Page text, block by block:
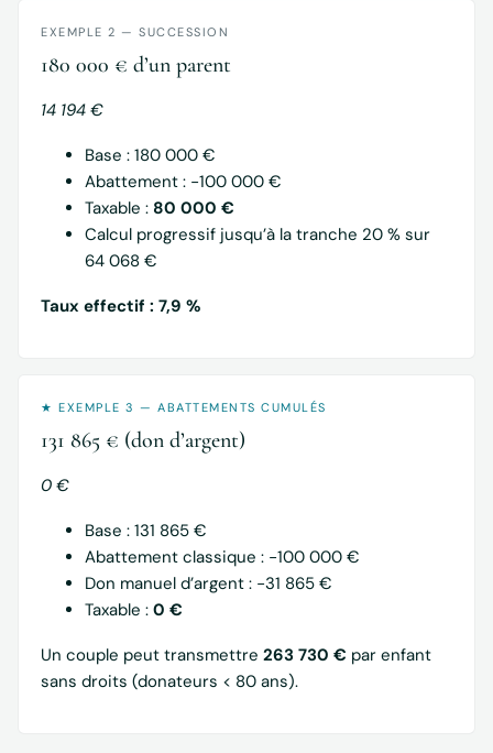
EXEMPLE 2 — SUCCESSION
180 000 € d’un parent
14 194 €
Base : 180 000 €
Abattement : −100 000 €
Taxable : 80 000 €
Calcul progressif jusqu’à la tranche 20 % sur
64 068 €
Taux effectif : 7,9 %
★ EXEMPLE 3 — ABATTEMENTS CUMULÉS
131 865 € (don d’argent)
0 €
Base : 131 865 €
Abattement classique : −100 000 €
Don manuel d’argent : −31 865 €
Taxable : 0 €
Un couple peut transmettre 263 730 € par enfant
sans droits (donateurs < 80 ans).